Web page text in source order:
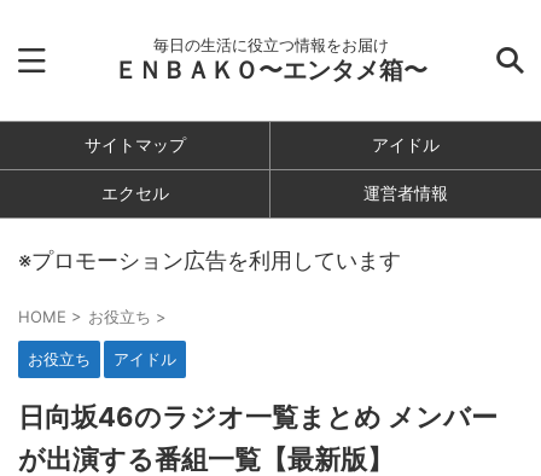
毎日の生活に役立つ情報をお届け
ＥＮＢＡＫＯ〜エンタメ箱〜
サイトマップ アイドル
エクセル 運営者情報
※プロモーション広告を利用しています
HOME > お役立ち >
お役立ち アイドル
日向坂46のラジオ一覧まとめ メンバー
が出演する番組一覧【最新版】